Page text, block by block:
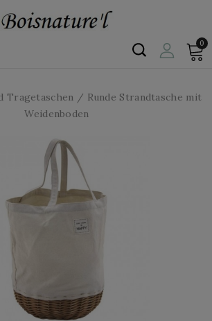
0
Tragetaschen
Runde Strandtasche mit
Weidenboden